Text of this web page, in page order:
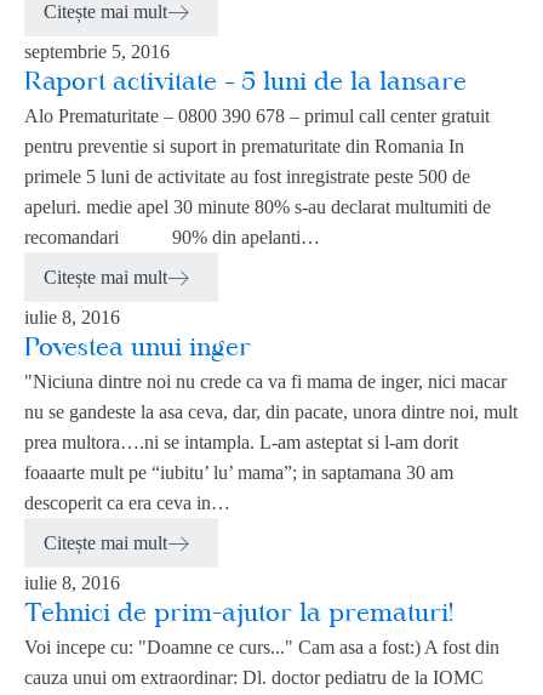
Citește mai mult
septembrie 5, 2016
Raport activitate – 5 luni de la lansare
Alo Prematuritate – 0800 390 678 – primul call center gratuit
pentru preventie si suport in prematuritate din Romania In
primele 5 luni de activitate au fost inregistrate peste 500 de
apeluri. medie apel 30 minute 80% s-au declarat multumiti de
recomandari 90% din apelanti…
Citește mai mult
iulie 8, 2016
Povestea unui inger
"Niciuna dintre noi nu crede ca va fi mama de inger, nici macar
nu se gandeste la asa ceva, dar, din pacate, unora dintre noi, mult
prea multora….ni se intampla. L-am asteptat si l-am dorit
foaaarte mult pe “iubitu’ lu’ mama”; in saptamana 30 am
descoperit ca era ceva in…
Citește mai mult
iulie 8, 2016
Tehnici de prim-ajutor la prematuri!
Voi incepe cu: "Doamne ce curs..." Cam asa a fost:) A fost din
cauza unui om extraordinar: Dl. doctor pediatru de la IOMC